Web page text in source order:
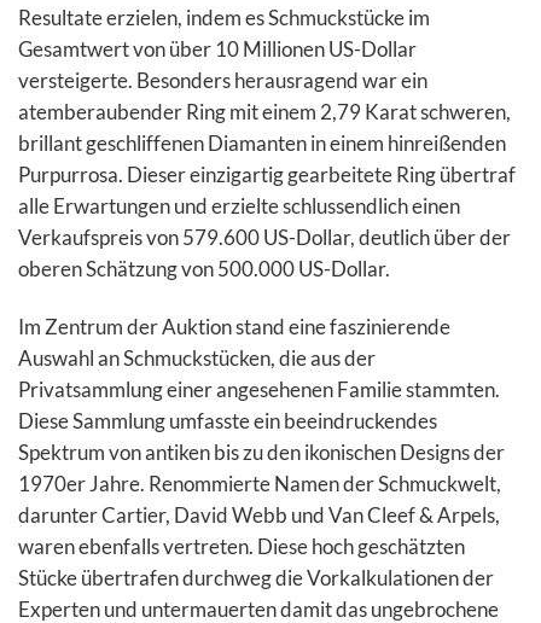
Resultate erzielen, indem es Schmuckstücke im
Gesamtwert von über 10 Millionen US-Dollar
versteigerte. Besonders herausragend war ein
atemberaubender Ring mit einem 2,79 Karat schweren,
brillant geschliffenen Diamanten in einem hinreißenden
Purpurrosa. Dieser einzigartig gearbeitete Ring übertraf
alle Erwartungen und erzielte schlussendlich einen
Verkaufspreis von 579.600 US-Dollar, deutlich über der
oberen Schätzung von 500.000 US-Dollar.
Im Zentrum der Auktion stand eine faszinierende
Auswahl an Schmuckstücken, die aus der
Privatsammlung einer angesehenen Familie stammten.
Diese Sammlung umfasste ein beeindruckendes
Spektrum von antiken bis zu den ikonischen Designs der
1970er Jahre. Renommierte Namen der Schmuckwelt,
darunter Cartier, David Webb und Van Cleef & Arpels,
waren ebenfalls vertreten. Diese hoch geschätzten
Stücke übertrafen durchweg die Vorkalkulationen der
Experten und untermauerten damit das ungebrochene